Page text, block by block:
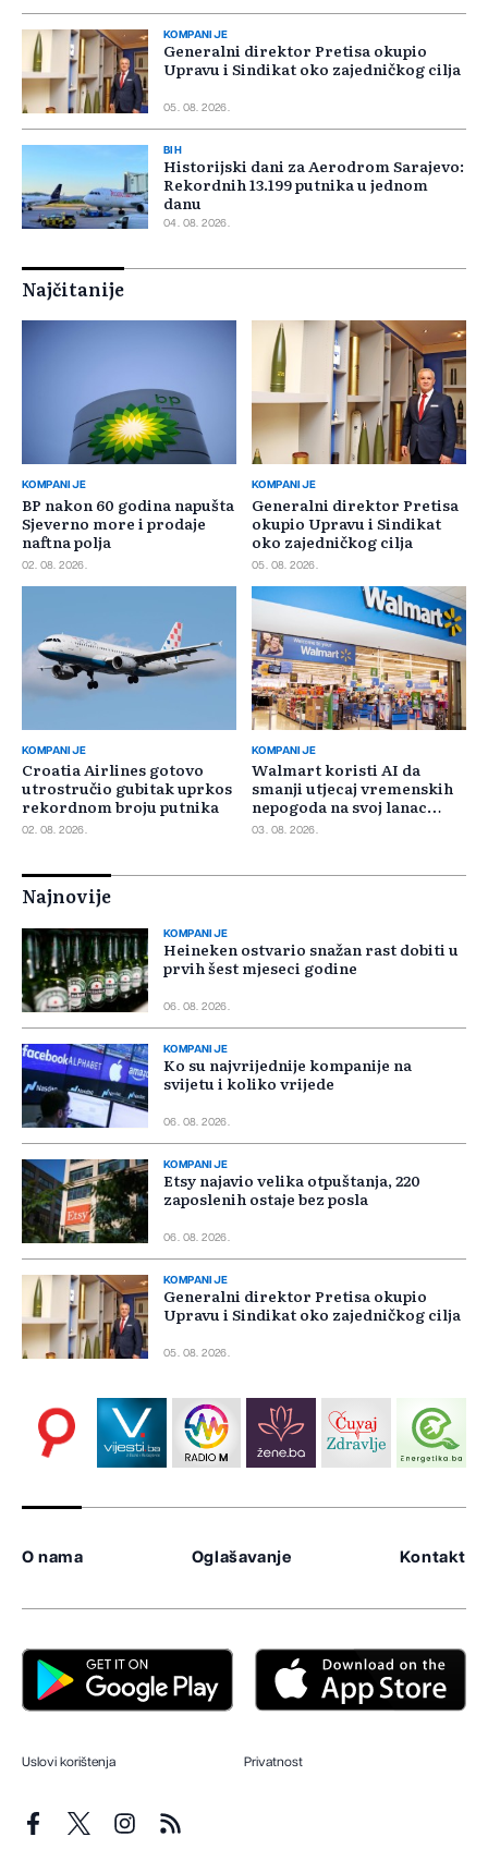
KOMPANIJE
Generalni direktor Pretisa okupio
Upravu i Sindikat oko zajedničkog cilja
05. 08. 2026.
BIH
Historijski dani za Aerodrom Sarajevo:
Rekordnih 13.199 putnika u jednom
danu
04. 08. 2026.
Najčitanije
KOMPANIJE
BP nakon 60 godina napušta
Sjeverno more i prodaje
naftna polja
02. 08. 2026.
KOMPANIJE
Generalni direktor Pretisa
okupio Upravu i Sindikat
oko zajedničkog cilja
05. 08. 2026.
KOMPANIJE
Croatia Airlines gotovo
utrostručio gubitak uprkos
rekordnom broju putnika
02. 08. 2026.
KOMPANIJE
Walmart koristi AI da
smanji utjecaj vremenskih
nepogoda na svoj lanac
snabdijevanja
03. 08. 2026.
Najnovije
KOMPANIJE
Heineken ostvario snažan rast dobiti u
prvih šest mjeseci godine
06. 08. 2026.
KOMPANIJE
Ko su najvrijednije kompanije na
svijetu i koliko vrijede
06. 08. 2026.
KOMPANIJE
Etsy najavio velika otpuštanja, 220
zaposlenih ostaje bez posla
06. 08. 2026.
KOMPANIJE
Generalni direktor Pretisa okupio
Upravu i Sindikat oko zajedničkog cilja
05. 08. 2026.
O nama Oglašavanje Kontakt
Uslovi korištenja Privatnost